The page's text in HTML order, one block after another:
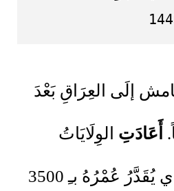
إلَى العِرَاقِ بَعْدَ
أَعَادَتِ الوِلَايَاتُ
المُتَّحِدَةُ اللَّوْحَ الَّذِي يُقَدَّرُ عُمْرُهُ بـِ 3500